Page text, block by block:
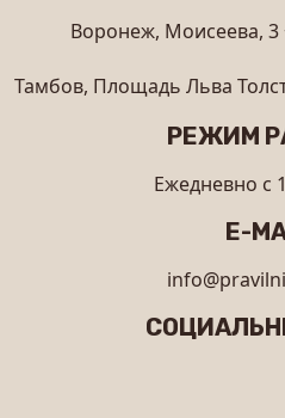
Воронеж, Моисеева, 3
Тамбов, Площадь Льва
РЕЖИМ
Ежедневно с
E-